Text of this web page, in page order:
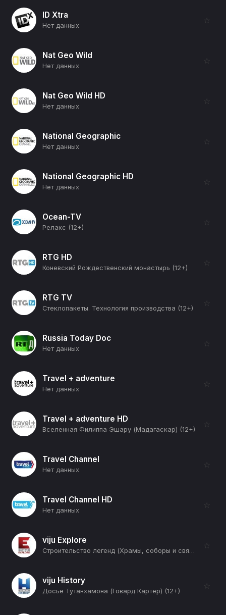
ID Xtra
Нет данных
☆
Nat Geo Wild
Нет данных
☆
Nat Geo Wild HD
Нет данных
☆
National Geographic
Нет данных
☆
National Geographic HD
Нет данных
☆
Ocean-TV
Релакс (12+)
☆
RTG HD
Коневский Рождественский монастырь (12+)
☆
RTG TV
Стеклопакеты. Технология производства (12+)
☆
Russia Today Doc
Нет данных
☆
Travel + adventure
Нет данных
☆
Travel + adventure HD
Вселенная Филиппа Эшару (Мадагаскар) (12+)
☆
Travel Channel
Нет данных
☆
Travel Channel HD
Нет данных
☆
viju Explore
Строительство легенд (Храмы, соборы и священные места) (12+)
☆
viju History
Досье Тутанхамона (Говард Картер) (12+)
☆